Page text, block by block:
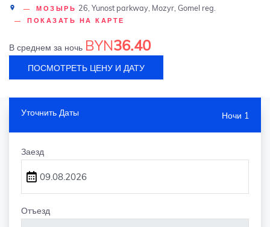
place МОЗЫРЬ 26, Yunost parkway, Mozyr, Gomel reg.
ПОКАЗАТЬ НА КАРТЕ
В среднем за ночь BYN36.40
ПОСМОТРЕТЬ ЦЕНУ И ДАТУ
Уточнить Даты Ночи 1
Заезд
Отъезд